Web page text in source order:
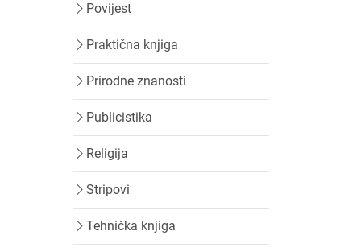
Povijest
Praktična knjiga
Prirodne znanosti
Publicistika
Religija
Stripovi
Tehnička knjiga